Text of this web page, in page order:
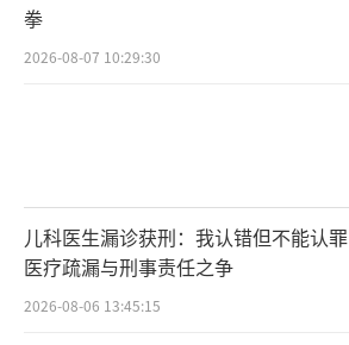
拳
2026-08-07 10:29:30
儿科医生漏诊获刑：我认错但不能认罪
医疗疏漏与刑事责任之争
2026-08-06 13:45:15